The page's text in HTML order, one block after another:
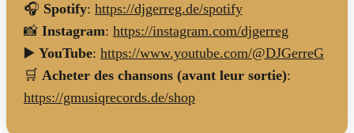
🎧 Spotify: https://djgerreg.de/spotify
📸 Instagram: https://instagram.com/djgerreg
▶️ YouTube: https://www.youtube.com/@DJGerreG
🛒 Acheter des chansons (avant leur sortie):
https://gmusiqrecords.de/shop